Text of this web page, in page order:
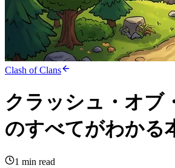
Clash of Clans
クラッシュ・オブ
のすべてがわかる
1 min read